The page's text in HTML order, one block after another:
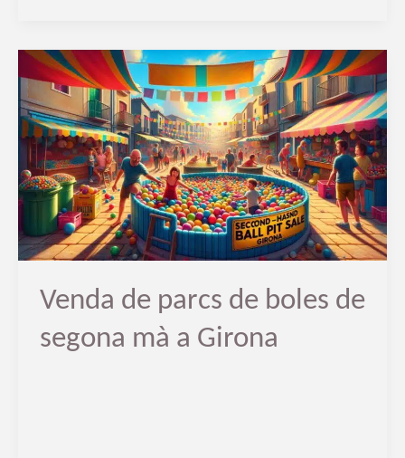
Venda de parcs de boles de
segona mà a Girona
Venda
de
parcs
de
boles
de
segona
mà
a